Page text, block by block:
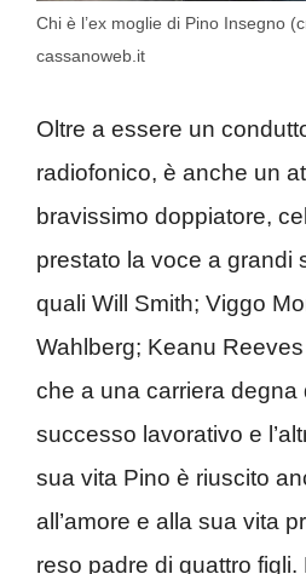
Chi è l’ex moglie di Pino Insegno
cassanoweb.it
Oltre a essere un
radiofonico, è anche un
bravissimo doppiatore,
prestato la voce a grandi
quali Will Smith; Viggo
Wahlberg; Keanu
che a una carriera degna
successo lavorativo e
sua vita Pino è riuscito
all’amore e alla sua vita
reso padre di quattro figli.